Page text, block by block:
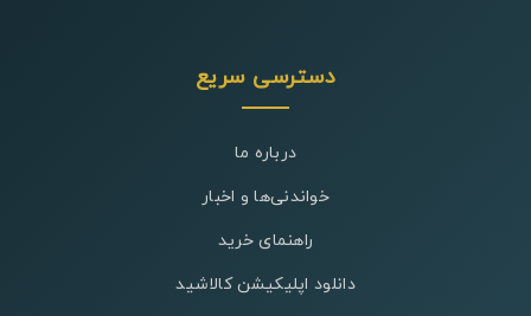
دسترسی سریع
درباره ما
خواندنی‌ها و اخبار
راهنمای خرید
دانلود اپلیکیشن کالاشید